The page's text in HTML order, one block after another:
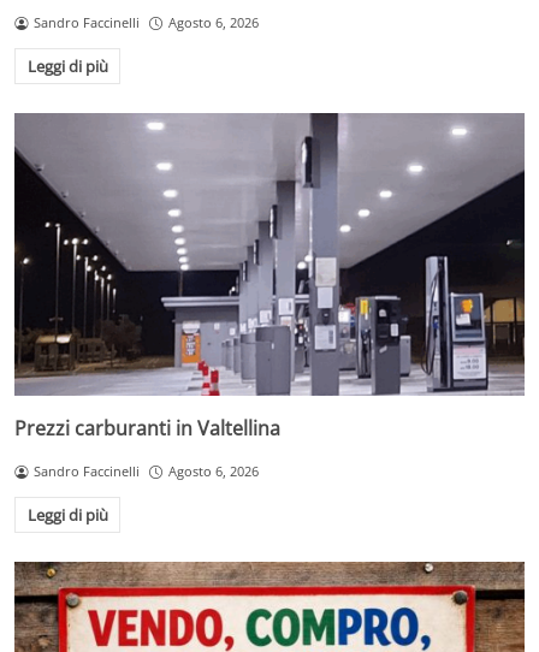
Sandro Faccinelli Agosto 6, 2026
Leggi di più
Prezzi carburanti in Valtellina
Sandro Faccinelli Agosto 6, 2026
Leggi di più